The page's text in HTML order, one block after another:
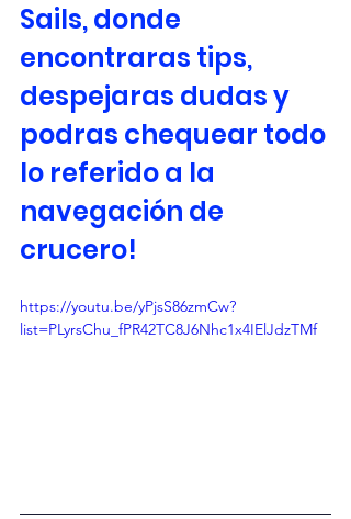
Sails, donde
encontraras tips,
despejaras dudas y
podras chequear todo
lo referido a la
navegación de
crucero!
https://youtu.be/yPjsS86zmCw?
list=PLyrsChu_fPR42TC8J6Nhc1x4IElJdzTMf